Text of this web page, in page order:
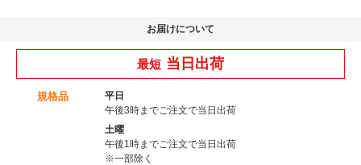
お届けについて
最短 当日出荷
規格品
平日
午後3時までご注文で当日出荷
土曜
午後1時までご注文で当日出荷
※一部除く